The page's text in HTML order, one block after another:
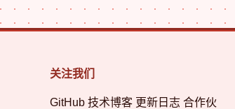
关注我们
GitHub 技术博客 更新日志 合作伙